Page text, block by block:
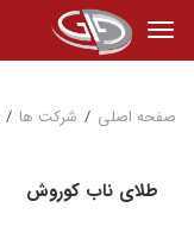
صفحه اصلی / شرکت ها /
طلای ناب کوروش